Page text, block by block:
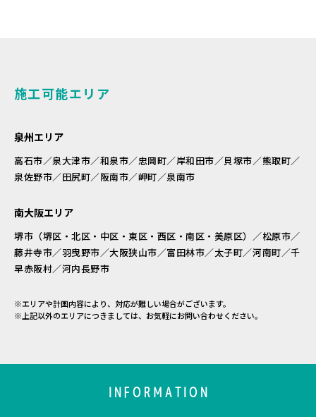
施工可能エリア
泉州エリア
高石市／泉大津市／和泉市／忠岡町／岸和田市／貝塚市／熊取町／
泉佐野市／田尻町／阪南市／岬町／泉南市
南大阪エリア
堺市（堺区・北区・中区・東区・西区・南区・美原区）／松原市／
藤井寺市／羽曳野市／大阪狭山市／富田林市／太子町／河南町／千
早赤阪村／河内長野市
※エリアや計画内容により、対応が難しい場合がございます。
※上記以外のエリアにつきましては、お気軽にお問い合わせください。
INFORMATION